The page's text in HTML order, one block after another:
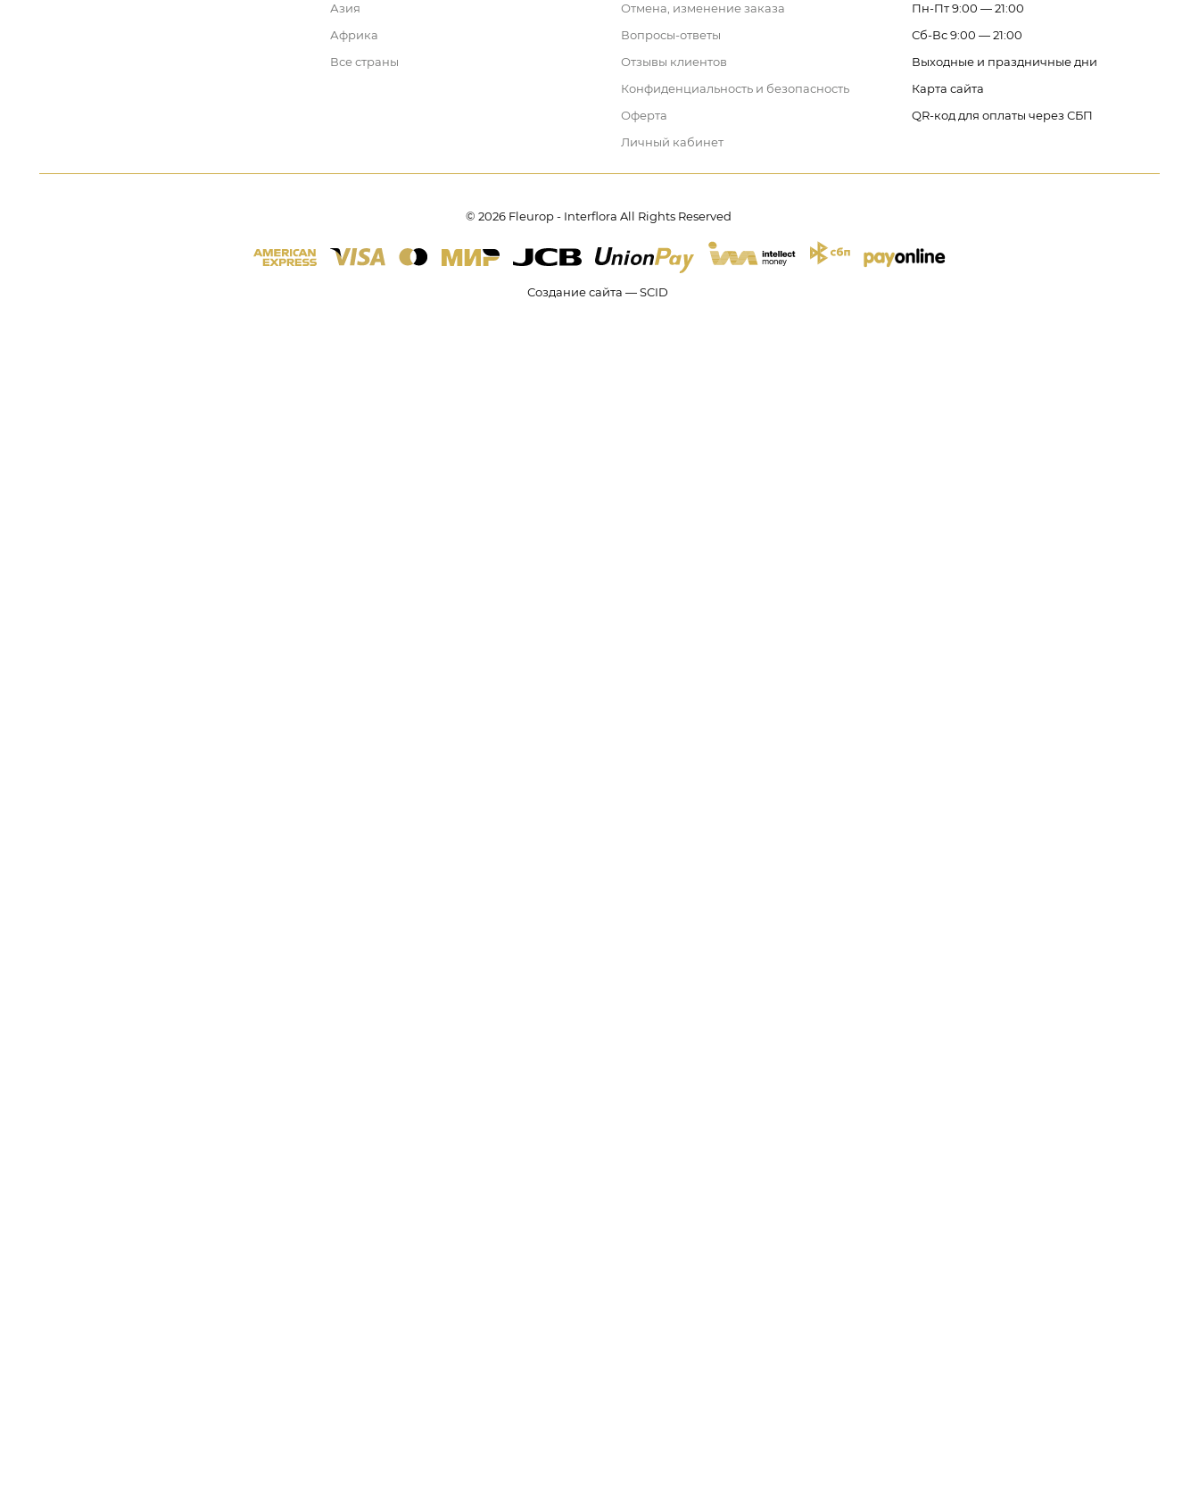
Азия
Африка
Все страны
Отмена, изменение заказа
Вопросы-ответы
Отзывы клиентов
Конфиденциальность и безопасность
Оферта
Личный кабинет
Пн-Пт 9:00 — 21:00
Сб-Вс 9:00 — 21:00
Выходные и праздничные дни
Карта сайта
QR-код для оплаты через СБП
© 2026 Fleurop - Interflora All Rights Reserved
Создание сайта — SCID